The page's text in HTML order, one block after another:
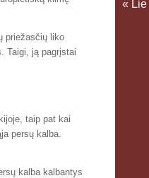
priežasčių liko
Taigi, ją pagrįstai
taip pat kai
persų kalba.
kalba kalbantys
« Lie